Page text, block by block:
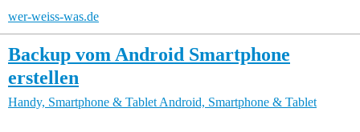
wer-weiss-was.de
Backup vom Android Smartphone
erstellen
Handy, Smartphone & Tablet Android, Smartphone & Tablet